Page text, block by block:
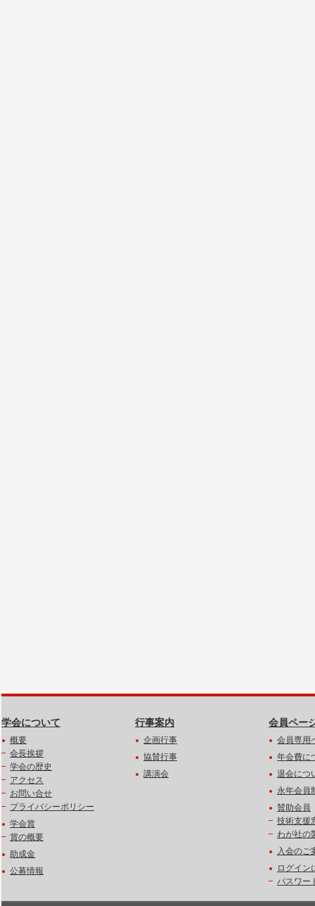
学会について
概要
会長挨拶
学会の歴史
アクセス
お問い合せ
プライバシーポリシー
学会賞
賞の概要
助成金
公募情報
行事案内
企画行事
協賛行事
講演会
会員ペー
会員専用
年会費に
退会につ
永年会員
賛助会員
技術支援
わが社の
入会のご
ログイン
パスワー